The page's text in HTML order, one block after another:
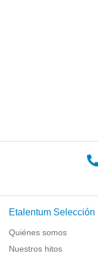
Etalentum Selección
Quiénes somos
Nuestros hitos